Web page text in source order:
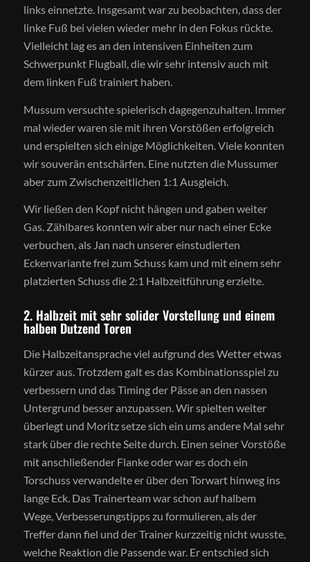
links einnetzte. Insgesamt war zu beobachten, dass der
linke Fuß bei vielen wieder mehr in den Fokus rückte.
Vielleicht lag es an den intensiven Einheiten zum
Schwerpunkt Flugball, die wir sehr intensiv auch mit
dem linken Fuß trainiert haben.
Mussum versuchte spielerisch dagegenzuhalten. Immer
mal wieder waren sie mit ihren Vorstößen erfolgreich
und erspielten sich einige Möglichkeiten. Viele konnten
wir souverän entschärfen. Eine nutzten die Mussumer
aber zum Zwischenzeitlichen 1:1 Ausgleich.
Wir ließen den Kopf nicht hängen und gaben weiter
Gas. Zählbares konnten wir aber nur nach einer Ecke
verbuchen, als Jan nach unserer einstudierten
Eckenvariante frei zum Schuss kam und mit einem sehr
platzierten Schuss die 2:1 Halbzeitführung erzielte.
2. Halbzeit mit sehr solider Vorstellung und einem
halben Dutzend Toren
Die Halbzeitansprache viel aufgrund des Wetter etwas
kürzer aus. Trotzdem galt es das Kombinationsspiel zu
verbessern und das Timing der Pässe an den nassen
Untergrund besser anzupassen. Wir spielten weiter
überlegt und Moritz setze sich ein ums andere Mal sehr
stark über die rechte Seite durch. Einen seiner Vorstöße
mit anschließender Flanke oder war es doch ein
Torschuss verwandelte er über den Torwart hinweg ins
lange Eck. Das Trainerteam war schon auf halbem
Wege, Verbesserungstipps zu formulieren, als der
Treffer dann fiel und der Trainer kurzzeitig nicht wusste,
welche Reaktion die Passende war. Er entschied sich